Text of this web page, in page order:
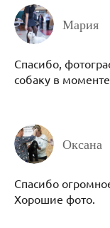
Мария
Спасибо,
собаку в моменте
Оксана
Спасибо
Хорошие фото.